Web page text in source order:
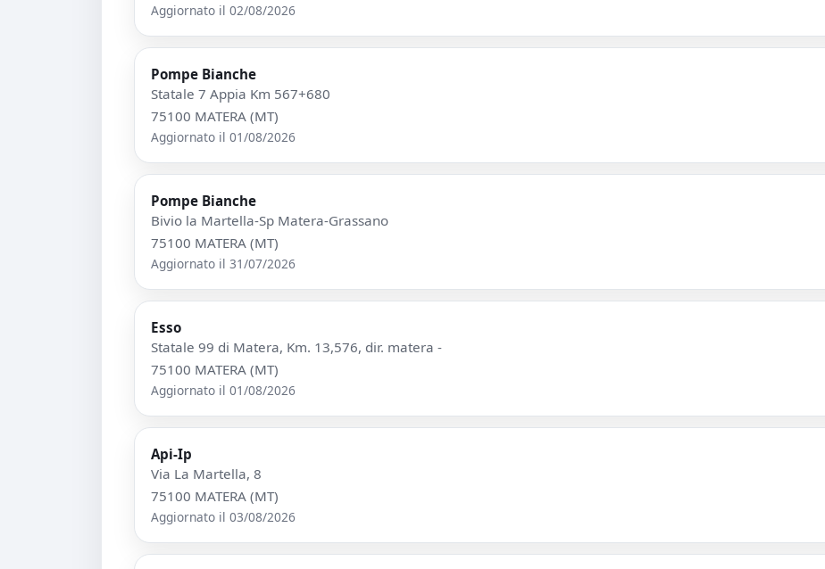
Aggiornato il 02/08/2026
Pompe Bianche
Statale 7 Appia Km 567+680
75100 MATERA (MT)
Aggiornato il 01/08/2026
Pompe Bianche
Bivio la Martella-Sp Matera-Grassano
75100 MATERA (MT)
Aggiornato il 31/07/2026
Esso
Statale 99 di Matera, Km. 13,576, dir. matera -
75100 MATERA (MT)
Aggiornato il 01/08/2026
Api-Ip
Via La Martella, 8
75100 MATERA (MT)
Aggiornato il 03/08/2026